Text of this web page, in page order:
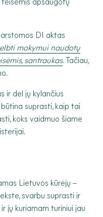
apsaugotų
DI aktas
mokymui naudotų
santraukas. Tačiau,
ir dėl jų kylančius
suprasti, kaip tai
koks vaidmuo šiame
Lietuvos kūrėjų –
svarbu suprasti ir
jų kuriamam turiniui jau